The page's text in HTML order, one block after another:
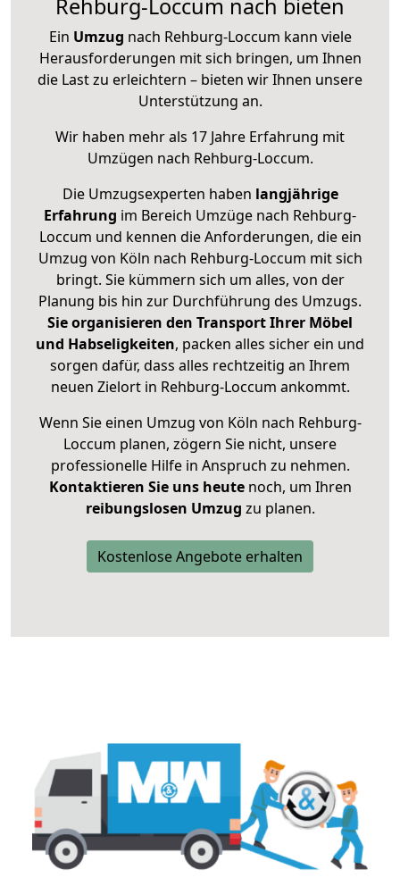
Rehburg-Loccum nach bieten
Ein Umzug nach Rehburg-Loccum kann viele
Herausforderungen mit sich bringen, um Ihnen
die Last zu erleichtern – bieten wir Ihnen unsere
Unterstützung an.
Wir haben mehr als 17 Jahre Erfahrung mit
Umzügen nach Rehburg-Loccum.
Die Umzugsexperten haben langjährige
Erfahrung im Bereich Umzüge nach Rehburg-
Loccum und kennen die Anforderungen, die ein
Umzug von Köln nach Rehburg-Loccum mit sich
bringt. Sie kümmern sich um alles, von der
Planung bis hin zur Durchführung des Umzugs.
Sie organisieren den Transport Ihrer Möbel
und Habseligkeiten, packen alles sicher ein und
sorgen dafür, dass alles rechtzeitig an Ihrem
neuen Zielort in Rehburg-Loccum ankommt.
Wenn Sie einen Umzug von Köln nach Rehburg-
Loccum planen, zögern Sie nicht, unsere
professionelle Hilfe in Anspruch zu nehmen.
Kontaktieren Sie uns heutenoch, um Ihren
reibungslosen Umzug zu planen.
Kostenlose Angebote erhalten